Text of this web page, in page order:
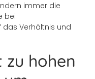
immer die
bei
Verhältnis und
zu hohen